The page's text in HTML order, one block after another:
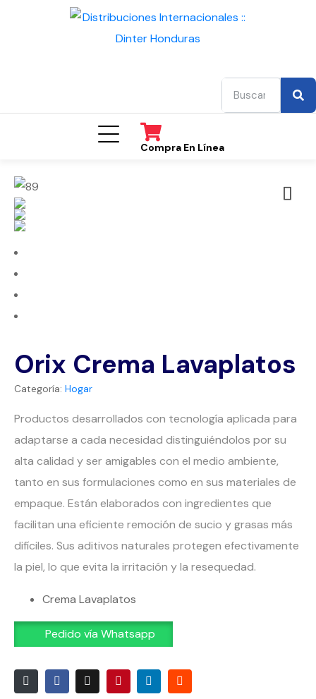
Compra En Línea
Orix Crema Lavaplatos
Categoría: Hogar
Productos desarrollados con tecnología aplicada para
adaptarse a cada necesidad distinguiéndolos por su
alta calidad y ser amigables con el medio ambiente,
tanto en sus formulaciones como en sus materiales de
empaque. Están elaborados con ingredientes que
facilitan una eficiente remoción de sucio y grasas más
difíciles. Sus aditivos naturales protegen efectivamente
la piel, lo que evita la irritación y la resequedad.
Crema Lavaplatos
Pedido vía Whatsapp